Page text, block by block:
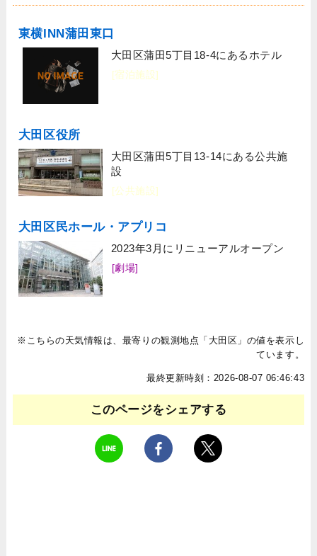
東横INN蒲田東口
大田区蒲田5丁目18-4にあるホテル
[宿泊施設]
大田区役所
大田区蒲田5丁目13-14にある公共施
設
[公共施設]
大田区民ホール・アプリコ
2023年3月にリニューアルオープン
[劇場]
※こちらの天気情報は、最寄りの観測地点「大田区」の値を表示し
ています。
最終更新時刻：2026-08-07 06:46:43
このページをシェアする